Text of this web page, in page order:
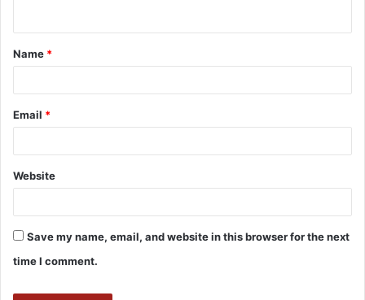
Name *
Email *
Website
Save my name, email, and website in this browser for the next
time I comment.